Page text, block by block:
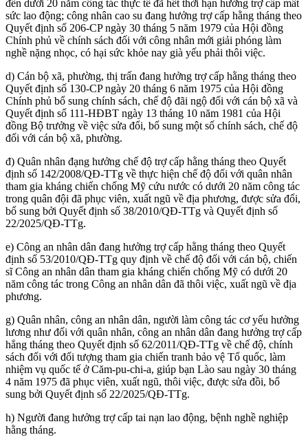
đến dưới 20 năm công tác thực tế đã hết thời hạn hưởng trợ cấp mất
sức lao động; công nhân cao su đang hưởng trợ cấp hằng tháng theo
Quyết định số 206-CP ngày 30 tháng 5 năm 1979 của Hội đồng
Chính phủ về chính sách đối với công nhân mới giải phóng làm
nghề nặng nhọc, có hại sức khỏe nay già yếu phải thôi việc.
d) Cán bộ xã, phường, thị trấn đang hưởng trợ cấp hằng tháng theo
Quyết định số 130-CP ngày 20 tháng 6 năm 1975 của Hội đồng
Chính phủ bổ sung chính sách, chế độ đãi ngộ đối với cán bộ xã và
Quyết định số 111-HĐBT ngày 13 tháng 10 năm 1981 của Hội
đồng Bộ trưởng về việc sửa đổi, bổ sung một số chính sách, chế độ
đối với cán bộ xã, phường.
đ) Quân nhân đạng hưởng chế độ trợ cấp hằng tháng theo Quyết
định số 142/2008/QĐ-TTg về thực hiện chế độ đối với quân nhân
tham gia kháng chiến chống Mỹ cứu nước có dưới 20 năm công tác
trong quân đội đã phục viên, xuất ngũ về địa phương, được sửa đổi,
bổ sung bởi Quyết định số 38/2010/QĐ-TTg và Quyết định số
22/2025/QĐ-TTg.
e) Công an nhân dân đang hưởng trợ cấp hằng tháng theo Quyết
định số 53/2010/QĐ-TTg quy định về chế độ đối với cán bộ, chiến
sĩ Công an nhân dân tham gia kháng chiến chống Mỹ có dưới 20
năm công tác trong Công an nhân dân đã thôi việc, xuất ngũ về địa
phương.
g) Quân nhân, công an nhân dân, người làm công tác cơ yếu hưởng
lương như đối với quân nhân, công an nhân dân đang hưởng trợ cấp
hẳng tháng theo Quyết định số 62/2011/QĐ-TTg về chế độ, chính
sách đối với đối tượng tham gia chiến tranh bảo vệ Tổ quốc, làm
nhiệm vụ quốc tế ở Căm-pu-chi-a, giúp bạn Lào sau ngày 30 tháng
4 năm 1975 đã phục viên, xuất ngũ, thôi việc, được sửa đồi, bổ
sung bởi Quyết định số 22/2025/QĐ-TTg.
h) Người đang hưởng trợ cấp tai nạn lao động, bệnh nghề nghiệp
hằng tháng.